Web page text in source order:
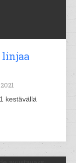
linjaa
kestävällä